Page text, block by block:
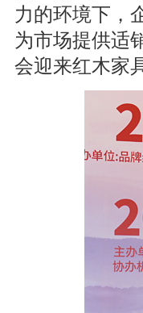
力的环境下，
为市场提供适
会迎来红木家